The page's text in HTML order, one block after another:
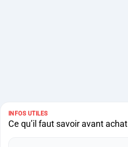
INFOS UTILES
Ce qu’il faut savoir avant achat